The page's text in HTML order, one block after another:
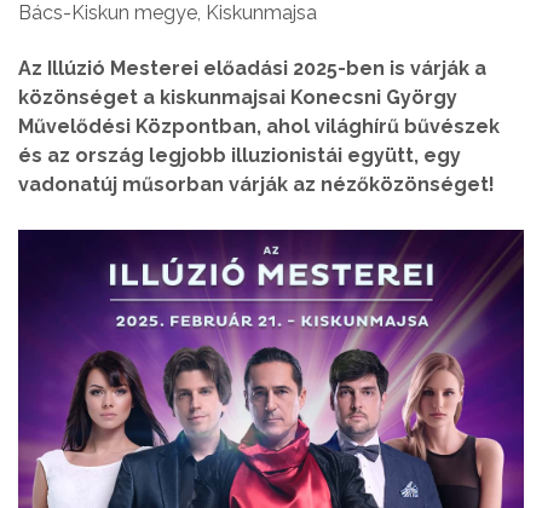
Bács-Kiskun megye, Kiskunmajsa
Az Illúzió Mesterei előadási 2025-ben is várják a
közönséget a kiskunmajsai Konecsni György
Művelődési Központban, ahol világhírű bűvészek
és az ország legjobb illuzionistái együtt, egy
vadonatúj műsorban várják az nézőközönséget!